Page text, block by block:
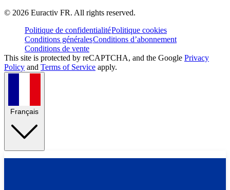
© 2026 Euractiv FR. All rights reserved.
Politique de confidentialitéPolitique cookies
Conditions généralesConditions d’abonnement
Conditions de vente
This site is protected by reCAPTCHA, and the Google Privacy
Policy and Terms of Service apply.
Français